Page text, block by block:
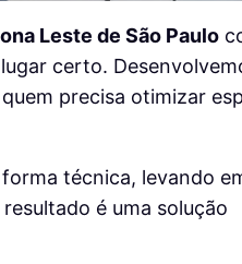
Leste de São Paulo
certo.
precisa otimizar
técnica, levando
é uma solução